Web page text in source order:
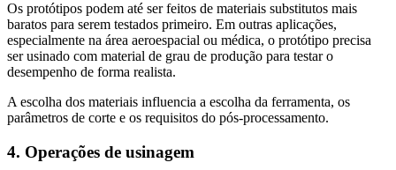
Os protótipos podem até ser feitos de materiais substitutos mais
baratos para serem testados primeiro. Em outras aplicações,
especialmente na área aeroespacial ou médica, o protótipo precisa
ser usinado com material de grau de produção para testar o
desempenho de forma realista.
A escolha dos materiais influencia a escolha da ferramenta, os
parâmetros de corte e os requisitos do pós-processamento.
4. Operações de usinagem